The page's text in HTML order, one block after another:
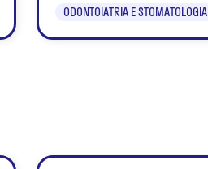
ODONTOIATRIA E STOMATOLOGIA